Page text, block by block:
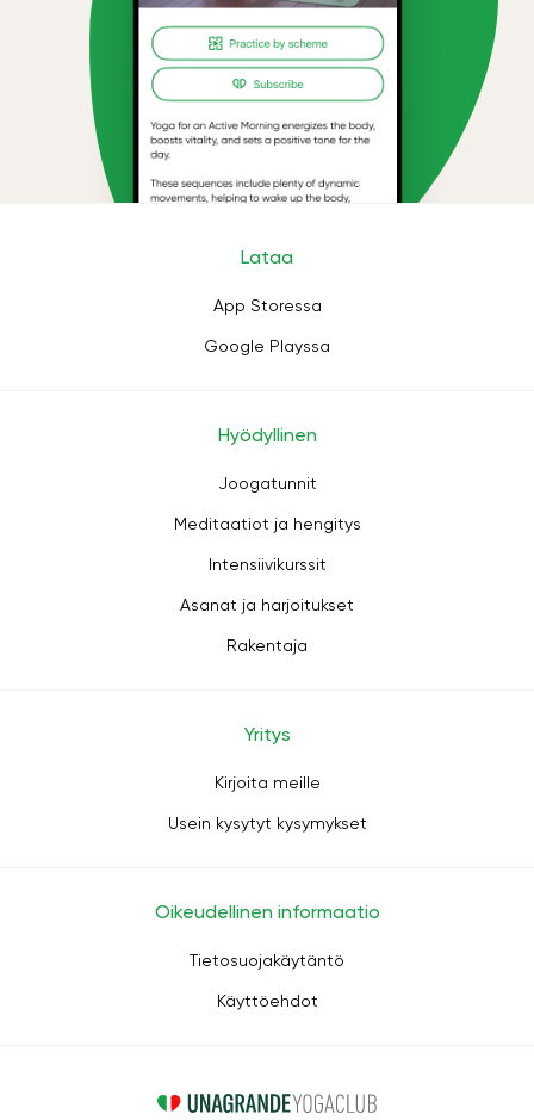
Lataa
App Storessa
Google Playssa
Hyödyllinen
Joogatunnit
Meditaatiot ja hengitys
Intensiivikurssit
Asanat ja harjoitukset
Rakentaja
Yritys
Kirjoita meille
Usein kysytyt kysymykset
Oikeudellinen informaatio
Tietosuojakäytäntö
Käyttöehdot